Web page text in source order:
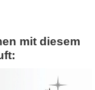
mit diesem